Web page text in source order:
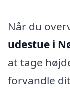
Når du
udestue i
at tage
forvandle